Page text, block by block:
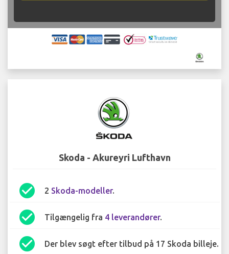
Skoda - Akureyri Lufthavn
check_circle 2 Skoda-modeller.
check_circle Tilgængelig fra 4 leverandører.
check_circle Der blev søgt efter tilbud på 17 Skoda billeje.